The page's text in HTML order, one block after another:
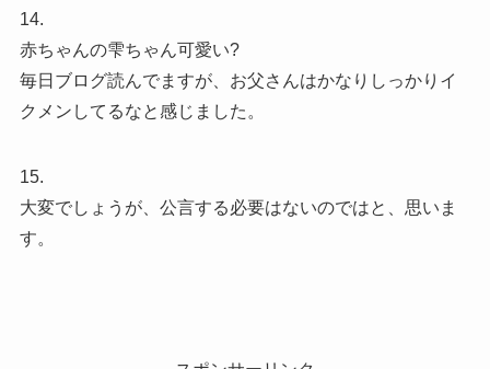
14.
赤ちゃんの雫ちゃん可愛い?
毎日ブログ読んでますが、お父さんはかなりしっかりイ
クメンしてるなと感じました。
15.
大変でしょうが、公言する必要はないのではと、思いま
す。